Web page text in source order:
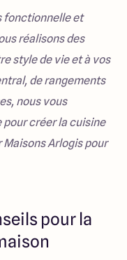
fonctionnelle et
réalisons des
style de vie et à vos
de rangements
nous vous
créer la cuisine
Arlogis pour
pour la